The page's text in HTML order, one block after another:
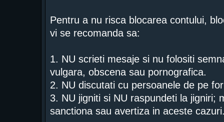
Pentru a nu risca blocarea contului,
vi se recomanda sa:
1. NU scrieti mesaje si nu folositi
vulgara, obscena sau pornografica.
2. NU discutati cu persoanele de pe
3. NU jigniti si NU raspundeti la jigniri;
sanctiona sau avertiza in aceste